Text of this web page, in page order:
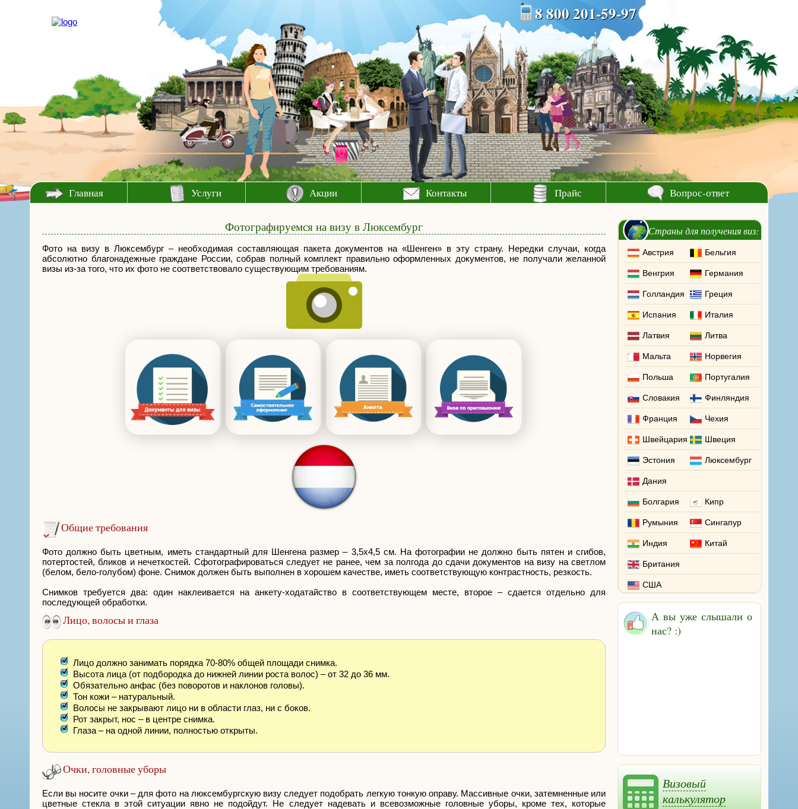
8 800 201-59-97
Главная Услуги Акции Контакты Прайс Вопрос-ответ
Страны для получения виз:
Австрия Бельгия
Венгрия Германия
Голландия Греция
Испания Италия
Латвия Литва
Мальта Норвегия
Польша Португалия
Словакия Финляндия
Франция Чехия
Швейцария Швеция
Эстония Люксембург
Дания
Болгария Кипр
Румыния Сингапур
Индия Китай
Британия
США
А вы уже слышали о
нас? :)
Визовый
калькулятор
Фотографируемся на визу в Люксембург
Фото на визу в Люксембург – необходимая составляющая пакета документов на «Шенген» в эту страну. Нередки случаи, когда
абсолютно благонадежные граждане России, собрав полный комплект правильно оформленных документов, не получали желанной
визы из-за того, что их фото не соответствовало существующим требованиям.
Общие требования
Фото должно быть цветным, иметь стандартный для Шенгена размер – 3,5х4,5 см. На фотографии не должно быть пятен и сгибов,
потертостей, бликов и нечеткостей. Сфотографироваться следует не ранее, чем за полгода до сдачи документов на визу на светлом
(белом, бело-голубом) фоне. Снимок должен быть выполнен в хорошем качестве, иметь соответствующую контрастность, резкость.
Снимков требуется два: один наклеивается на анкету-ходатайство в соответствующем месте, второе – сдается отдельно для
последующей обработки.
Лицо, волосы и глаза
Лицо должно занимать порядка 70-80% общей площади снимка.
Высота лица (от подбородка до нижней линии роста волос) – от 32 до 36 мм.
Обязательно анфас (без поворотов и наклонов головы).
Тон кожи – натуральный.
Волосы не закрывают лицо ни в области глаз, ни с боков.
Рот закрыт, нос – в центре снимка.
Глаза – на одной линии, полностью открыты.
Очки, головные уборы
Если вы носите очки – для фото на люксембургскую визу следует подобрать легкую тонкую оправу. Массивные очки, затемненные или
цветные стекла в этой ситуации явно не подойдут. Не следует надевать и всевозможные головные уборы, кроме тех, которые